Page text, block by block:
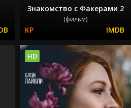
Знакомство с Факерами 2
(фильм)
HD